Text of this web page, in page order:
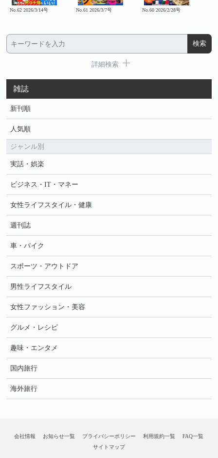
No.62 2026/3/14号 No.61 2026/3/7号 No.60 2026/2/28号
詳細検索
雑誌
新刊順
人気順
ジャンル別
実話・娯楽
ビジネス・IT・マネー
女性ライフスタイル・健康
週刊誌
車・バイク
スポーツ・アウトドア
男性ライフスタイル
女性ファッション・美容
グルメ・レシピ
趣味・エンタメ
国内旅行
海外旅行
会社情報 お知らせ一覧 プライバシーポリシー 利用規約一覧
FAQ一覧
サイトマップ